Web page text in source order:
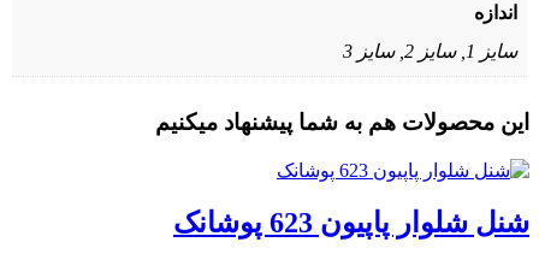
اندازه
سایز 1, سایز 2, سایز 3
محصولات هم به شما پیشنهاد میکنیم
شلوار پاپیون 623 پوشانک